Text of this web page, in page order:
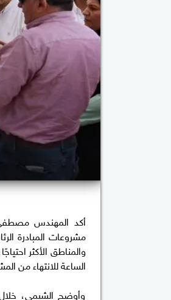
أكد المهندس
مشروعات المبادرة
والمناطق الأكثر
الساعة للانتهاء من
وأوضح الشيمي،